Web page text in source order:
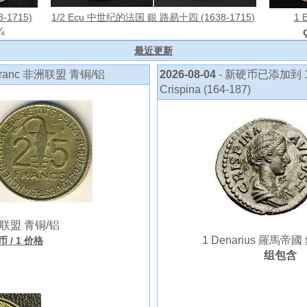
1715) 1/2 Ecu 中世纪的法国 銀 路易十四 (1638-1715) 1
最近更新
非洲联盟 青铜/铝
盟 青铜/铝
/ 1 价格
2026-08-04 - 新硬币已添加到
Crispina (164-187)
1 Denarius 羅馬帝國
组包含